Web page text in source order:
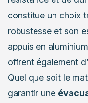
constitue un choix
robustesse et son
appuis en
offrent également
Quel que soit le
garantir une